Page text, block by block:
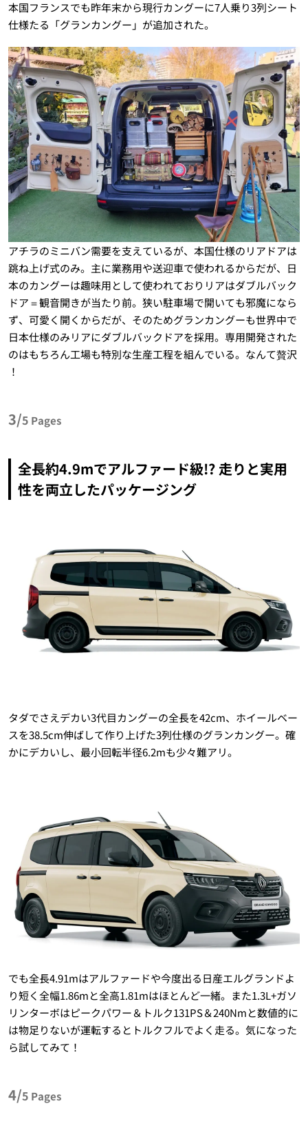
本国フランスでも昨年末から現行カングーに7人乗り3列シート
仕様たる「グランカングー」が追加された。
アチラのミニバン需要を支えているが、本国仕様のリアドアは
跳ね上げ式のみ。主に業務用や送迎車で使われるからだが、日
本のカングーは趣味用として使われておりリアはダブルバック
ドア＝観音開きが当たり前。狭い駐車場で開いても邪魔になら
ず、可愛く開くからだが、そのためグランカングーも世界中で
日本仕様のみリアにダブルバックドアを採用。専用開発された
のはもちろん工場も特別な生産工程を組んでいる。なんて贅沢
！
3/5 Pages
全長約4.9mでアルファード級!? 走りと実用
性を両立したパッケージング
タダでさえデカい3代目カングーの全長を42cm、ホイールベー
スを38.5cm伸ばして作り上げた3列仕様のグランカングー。確
かにデカいし、最小回転半径6.2mも少々難アリ。
でも全長4.91mはアルファードや今度出る日産エルグランドよ
り短く全幅1.86mと全高1.81mはほとんど一緒。また1.3L+ガソ
リンターボはピークパワー＆トルク131PS＆240Nmと数値的に
は物足りないが運転するとトルクフルでよく走る。気になった
ら試してみて！
4/5 Pages